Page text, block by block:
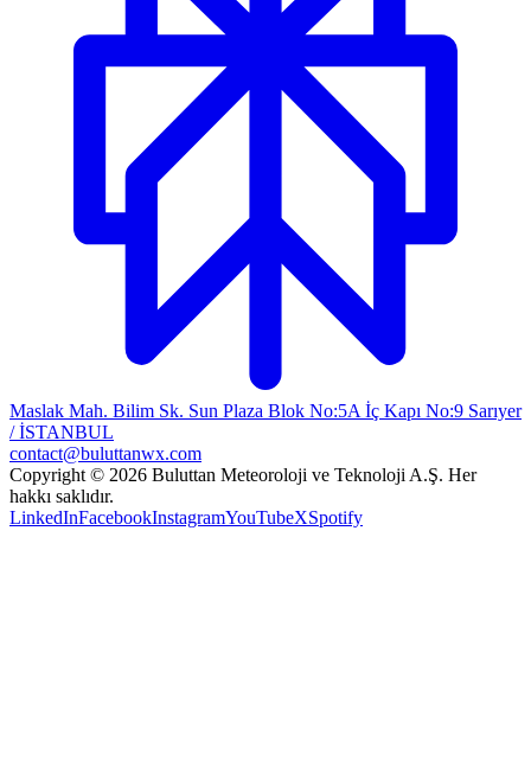
Maslak Mah. Bilim Sk. Sun Plaza Blok No:5A İç Kapı No:9 Sarıyer
/ İSTANBUL
contact@buluttanwx.com
Copyright © 2026 Buluttan Meteoroloji ve Teknoloji A.Ş. Her
hakkı saklıdır.
LinkedInFacebookInstagramYouTubeXSpotify